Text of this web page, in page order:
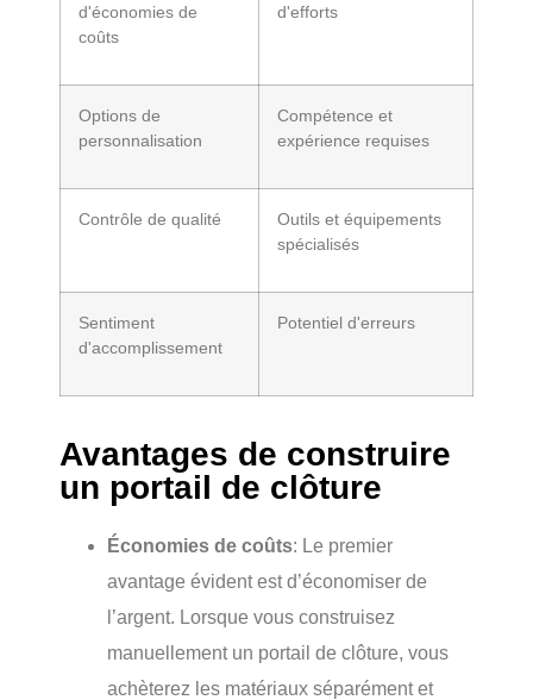
d'économies de
coûts
d'efforts
Options de
personnalisation
Compétence et
expérience requises
Contrôle de qualité
Outils et équipements
spécialisés
Sentiment
d'accomplissement
Potentiel d'erreurs
Avantages de construire
un portail de clôture
Économies de coûts: Le premier
avantage évident est d’économiser de
l’argent. Lorsque vous construisez
manuellement un portail de clôture, vous
achèterez les matériaux séparément et